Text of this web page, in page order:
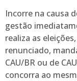
Incorre na causa
gestão
realiza as
renunciado,
CAU/BR ou de
concorra ao